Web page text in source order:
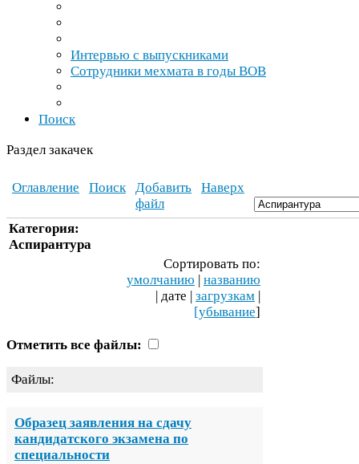
Интервью с выпускниками
Сотрудники мехмата в годы ВОВ
Поиск
Раздел закачек
Оглавление Поиск
Добавить
файл
Наверх
Категория:
Аспирантура
Сортировать по:
умолчанию | названию
| дате | загрузкам |
[убывание]
Отметить все файлы:
Файлы:
Образец заявления на сдачу
кандидатского экзамена по
специальности